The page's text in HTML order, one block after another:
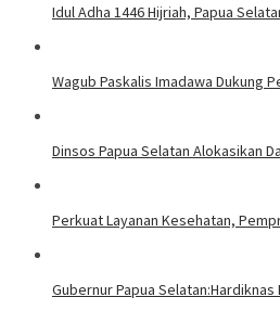
Idul Adha 1446 Hijriah, Papua
Wagub Paskalis Imadawa Dukung
Dinsos Papua Selatan Alokasikan
Perkuat Layanan Kesehatan,
Gubernur Papua